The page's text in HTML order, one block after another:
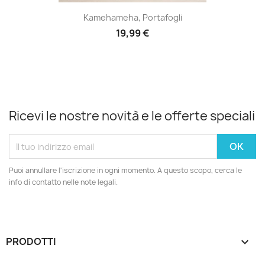
Kamehameha, Portafogli
19,99 €
Ricevi le nostre novità e le offerte speciali
Puoi annullare l'iscrizione in ogni momento. A questo scopo, cerca le
info di contatto nelle note legali.
PRODOTTI 